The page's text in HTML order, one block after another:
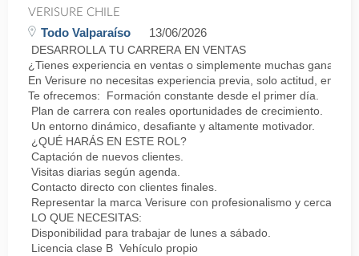
VERISURE CHILE
Todo Valparaíso 13/06/2026
DESARROLLA TU CARRERA EN VENTAS
¿Tienes experiencia en ventas o simplemente muchas ganas
En Verisure no necesitas experiencia previa, solo actitud,
Te ofrecemos: Formación constante desde el primer día.
Plan de carrera con reales oportunidades de crecimiento.
Un entorno dinámico, desafiante y altamente motivador.
¿QUÉ HARÁS EN ESTE ROL?
Captación de nuevos clientes.
Visitas diarias según agenda.
Contacto directo con clientes finales.
Representar la marca Verisure con profesionalismo y cercanía.
LO QUE NECESITAS:
Disponibilidad para trabajar de lunes a sábado.
Licencia clase B Vehículo propio